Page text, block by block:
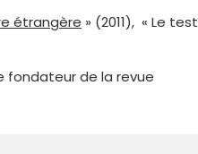
étrangère » (2011), « Le test
fondateur de la revue